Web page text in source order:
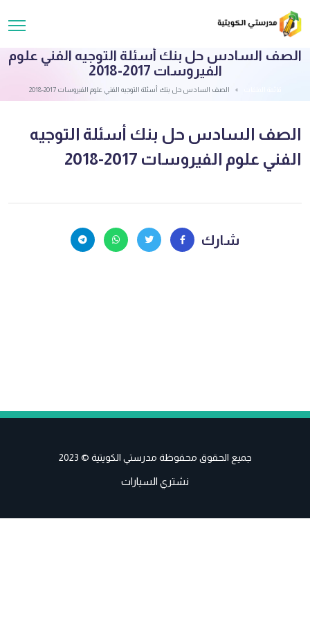
الصف السادس حل بنك أسئلة التوجيه الفني علوم
الفيروسات 2017-2018
الصف السادس حل بنك أسئلة التوجيه الفني علوم الفيروسات 2017-2018
الصف السادس حل بنك أسئلة التوجيه
الفني علوم الفيروسات 2017-2018
شارك
جميع الحقوق محفوظة مدرستي الكويتية © 2023
نشتري السيارات